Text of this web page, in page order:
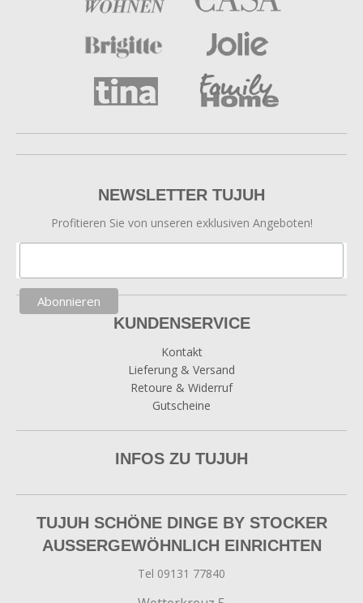
NEWSLETTER TUJUH
Profitieren Sie von unseren exklusiven Angeboten!
KUNDENSERVICE
Kontakt
Lieferung & Versand
Retoure & Widerruf
Gutscheine
INFOS ZU TUJUH
TUJUH SCHÖNE DINGE BY STOCKER
AUSSERGEWÖHNLICH EINRICHTEN
Tel 09131 77840